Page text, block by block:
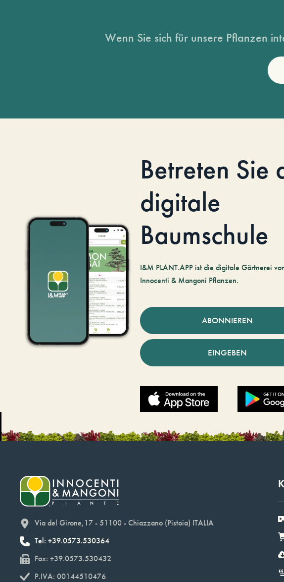
Wenn Sie sich für unsere Pflanzen
Betreten Sie
digitale
Baumschule
I&M PLANT.APP ist die digitale Gärtnerei
Innocenti & Mangoni Pflanzen.
ABONNIEREN
EINGEBEN
Via del Girone,17 - 51100 - Chiazzano (Pistoia) ITALIA
Tel: +39.0573.530364
Fax: +39.0573.530432
P.IVA: 00144510476